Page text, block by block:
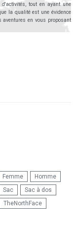
tout en ayant une
la qualité est une évidence
en vous proposant
Femme
Homme
Sac
Sac à dos
TheNorthFace